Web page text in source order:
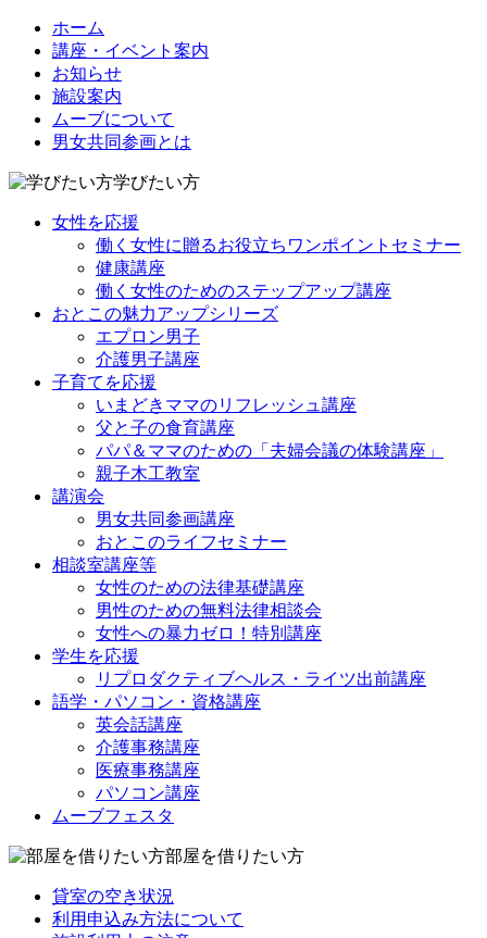
ホーム
講座・イベント案内
お知らせ
施設案内
ムーブについて
男女共同参画とは
学びたい方
女性を応援
働く女性に贈るお役立ちワンポイントセミナー
健康講座
働く女性のためのステップアップ講座
おとこの魅力アップシリーズ
エプロン男子
介護男子講座
子育てを応援
いまどきママのリフレッシュ講座
父と子の食育講座
パパ＆ママのための「夫婦会議の体験講座」
親子木工教室
講演会
男女共同参画講座
おとこのライフセミナー
相談室講座等
女性のための法律基礎講座
男性のための無料法律相談会
女性への暴力ゼロ！特別講座
学生を応援
リプロダクティブヘルス・ライツ出前講座
語学・パソコン・資格講座
英会話講座
介護事務講座
医療事務講座
パソコン講座
ムーブフェスタ
部屋を借りたい方
貸室の空き状況
利用申込み方法について